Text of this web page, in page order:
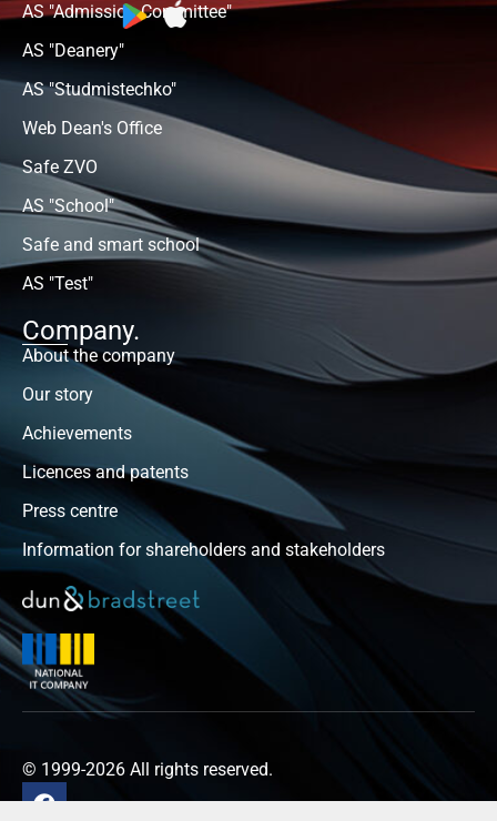
AS "Admission Committee"
AS "Deanery"
AS "Studmistechko"
Web Dean's Office
Safe ZVO
AS "School"
Safe and smart school
AS "Test"
Company.
About the company
Our story
Achievements
Licences and patents
Press centre
Information for shareholders and stakeholders
© 1999-2026 All rights reserved.